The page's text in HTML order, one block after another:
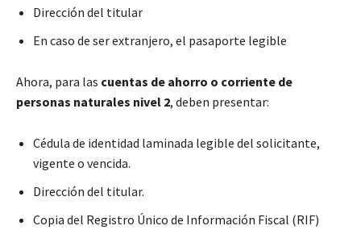
Dirección del titular
En caso de ser extranjero, el pasaporte legible
Ahora, para las cuentas de ahorro o corriente de
personas naturales nivel 2, deben presentar:
Cédula de identidad laminada legible del solicitante,
vigente o vencida.
Dirección del titular.
Copia del Registro Único de Información Fiscal (RIF)